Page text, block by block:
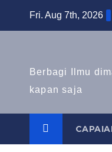
Fri. Aug 7th, 2026
Berbagi Ilmu
kapan saja